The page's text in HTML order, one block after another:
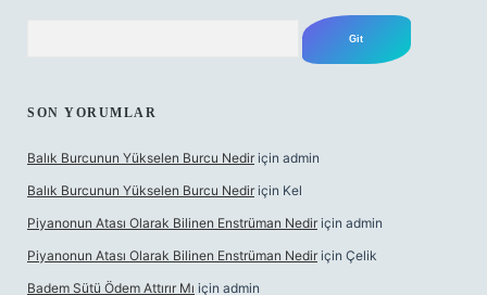
SON YORUMLAR
Balık Burcunun Yükselen Burcu Nedir için admin
Balık Burcunun Yükselen Burcu Nedir için Kel
Piyanonun Atası Olarak Bilinen Enstrüman Nedir için admin
Piyanonun Atası Olarak Bilinen Enstrüman Nedir için Çelik
Badem Sütü Ödem Attırır Mı için admin